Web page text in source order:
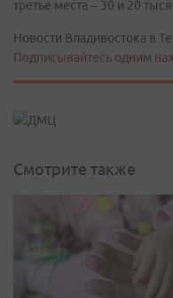
третье места – 30 и 20
Новости Владивостока в
Подписывайтесь одним
Смотрите также